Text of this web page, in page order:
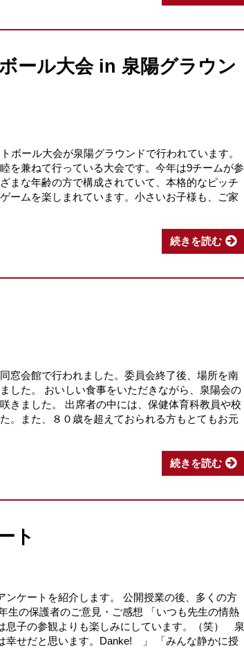
ール大会 in 泉陽グラウン
ボール大会が泉陽グラウンドで行われています。
を兼ねて行っている大会です。今年は9チームが参
まな年齢の方で構成されていて、本格的なピッチ
ームを楽しまれています。小さいお子様も、ご家
続きを読む
窓会館で行われました。委員会終了後、場所を南
した。 おいしい食事をいただきながら、泉陽会の
きました。 出席者の中には、保健体育科教員や校
。また、８０歳を超えておられる方もとてもお元
続きを読む
ト
ケートを紹介します。 公開授業の後、多くの方
生の保護者のご意見・ご感想 「いつも先生の情熱
息子の参観よりも楽しみにしています。（笑） 泉
幸せだと思います。Danke! 」 「みんな静かに授